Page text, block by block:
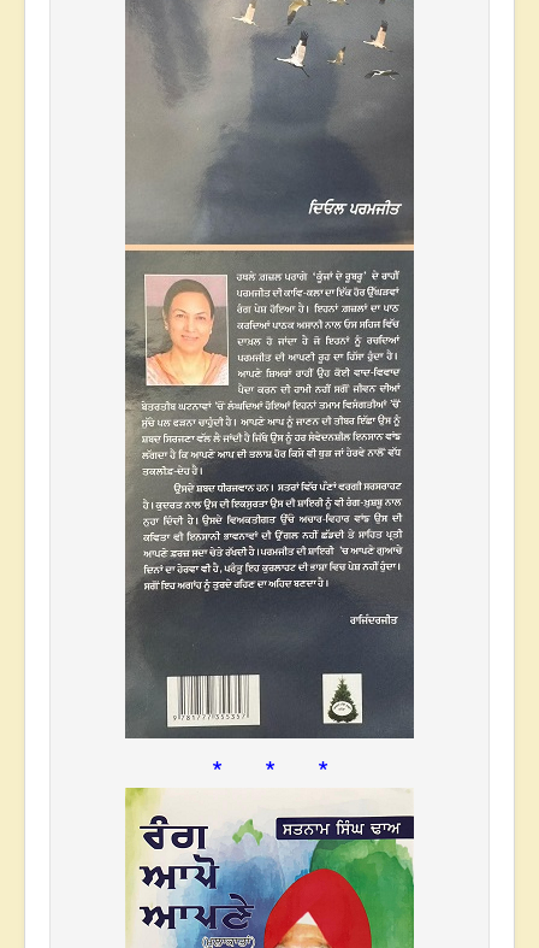
* * *